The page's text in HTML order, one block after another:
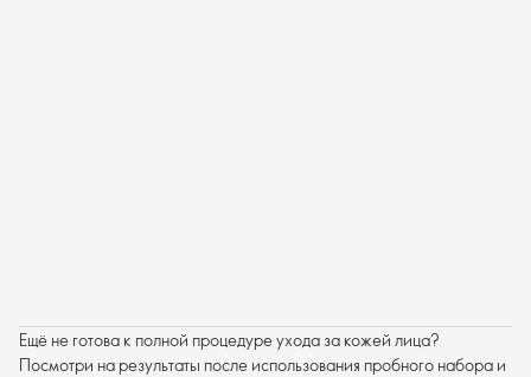
Ещё не готова к полной процедуре ухода за кожей лица?
Посмотри на результаты после использования пробного набора и